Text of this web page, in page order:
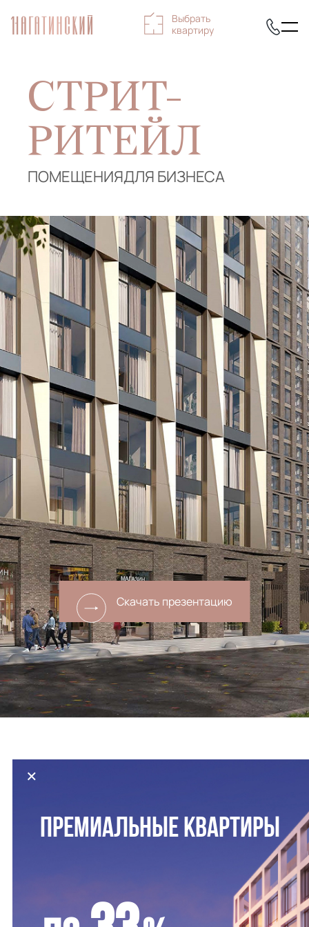
×
ПРЕМИАЛЬНЫЕ КВАРТИРЫ
Выбрать
квартиру
СТРИТ-
РИТЕЙЛ
ПОМЕЩЕНИЯДЛЯ БИЗНЕСА
Cкачать презентацию
ГАЛЕРЕЯ НА
ПЕРВЫХ ЭТАЖАХ
Коммерческие помещения расположены на
первых этажах корпусов. Витрины и вывески
будут отлично просматриваться благодаря